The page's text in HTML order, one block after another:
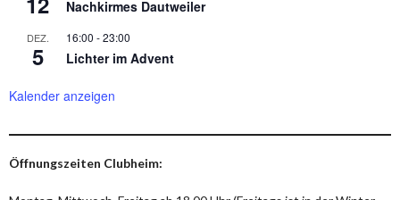
Nachkirmes Dautweiler
DEZ.
5
16:00 -23:00
Lichter im Advent
Kalender anzeigen
Öffnungszeiten Clubheim: